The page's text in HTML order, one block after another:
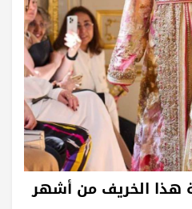
هذا الخريف من أشهر